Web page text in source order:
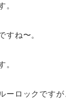
。
すね〜。
。
ーロックですが